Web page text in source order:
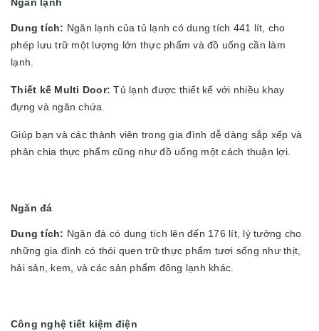
Ngăn lạnh
Dung tích: Ngăn lạnh của tủ lạnh có dung tích 441 lít, cho
phép lưu trữ một lượng lớn thực phẩm và đồ uống cần làm
lạnh.
Thiết kế Multi Door: Tủ lạnh được thiết kế với nhiều khay
đựng và ngăn chứa.
Giúp bạn và các thành viên trong gia đình dễ dàng sắp xếp và
phân chia thực phẩm cũng như đồ uống một cách thuận lợi.
Ngăn đá
Dung tích: Ngăn đá có dung tích lên đến 176 lít, lý tưởng cho
những gia đình có thói quen trữ thực phẩm tươi sống như thịt,
hải sản, kem, và các sản phẩm đông lạnh khác.
Công nghệ tiết kiệm điện